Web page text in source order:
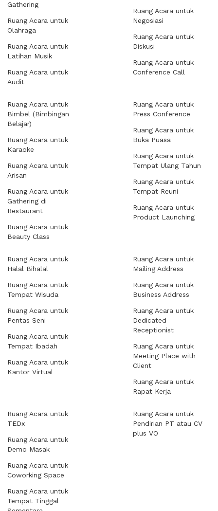
Gathering
Ruang Acara untuk
Olahraga
Ruang Acara untuk
Latihan Musik
Ruang Acara untuk
Audit
Ruang Acara untuk
Negosiasi
Ruang Acara untuk
Diskusi
Ruang Acara untuk
Conference Call
Ruang Acara untuk
Bimbel (Bimbingan
Belajar)
Ruang Acara untuk
Karaoke
Ruang Acara untuk
Arisan
Ruang Acara untuk
Gathering di
Restaurant
Ruang Acara untuk
Beauty Class
Ruang Acara untuk
Press Conference
Ruang Acara untuk
Buka Puasa
Ruang Acara untuk
Tempat Ulang Tahun
Ruang Acara untuk
Tempat Reuni
Ruang Acara untuk
Product Launching
Ruang Acara untuk
Halal Bihalal
Ruang Acara untuk
Tempat Wisuda
Ruang Acara untuk
Pentas Seni
Ruang Acara untuk
Tempat Ibadah
Ruang Acara untuk
Kantor Virtual
Ruang Acara untuk
Mailing Address
Ruang Acara untuk
Business Address
Ruang Acara untuk
Dedicated
Receptionist
Ruang Acara untuk
Meeting Place with
Client
Ruang Acara untuk
Rapat Kerja
Ruang Acara untuk
TEDx
Ruang Acara untuk
Demo Masak
Ruang Acara untuk
Coworking Space
Ruang Acara untuk
Tempat Tinggal
Ruang Acara untuk
Pendirian PT atau CV
plus VO